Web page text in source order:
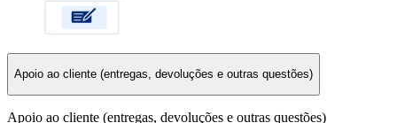
Apoio ao cliente (entregas, devoluções e outras questões)
Apoio ao cliente (entregas, devoluções e outras questões)